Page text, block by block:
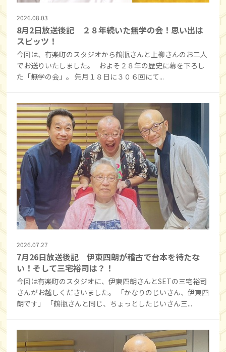
2026.08.03
8月2日放送後記 ２８年続いた無学の会！思い出は
スピッツ！
今回は、有楽町のスタジオから鶴瓶さんと上柳さんのお二人
でお送りいたしました。 およそ２８年の歴史に幕を下ろし
た「無学の会」。 先月１８日に３０６回にて...
2026.07.27
7月26日放送後記 伊東四朗が稽古で台本を待たな
い！そして三宅裕司は？！
今回は有楽町のスタジオに、伊東四朗さんとSETの三宅裕司
さんがお越しくださいました。 「かなりのじいさん、伊東四
朗です」 「鶴瓶さんと同じ、ちょっとしたじいさん三...